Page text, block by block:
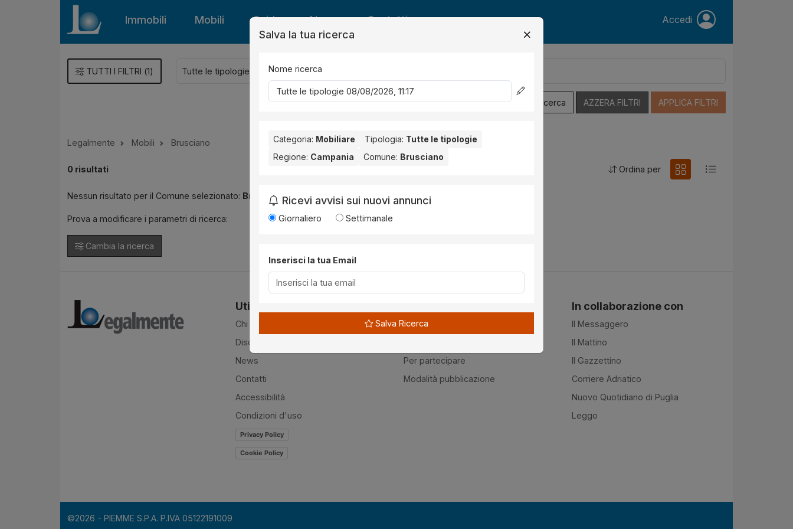
Immobili Mobili Guide News Contatti Accedi
TUTTI I FILTRI (1)
Salva Ricerca AZZERA FILTRI APPLICA FILTRI
Legalmente Mobili Brusciano
0 risultati Ordina per
Nessun risultato per il Comune selezionato: Brusciano. Nessun risultato per la Provincia selezionata:
Prova a modificare i parametri di ricerca:
Cambia la ricerca
Utilità
Chi siamo
Disclaimer
News
Contatti
Accessibilità
Condizioni d'uso
Privacy Policy
Cookie Policy
Normativa
Per partecipare
Modalità pubblicazione
In collaborazione con
Il Messaggero
Il Mattino
Il Gazzettino
Corriere Adriatico
Nuovo Quotidiano di Puglia
Leggo
©2026 - PIEMME S.P.A. P.IVA 05122191009
Salva la tua ricerca
Nome ricerca
Categoria: Mobiliare Tipologia: Tutte le tipologie
Regione: Campania Comune: Brusciano
Ricevi avvisi sui nuovi annunci
Giornaliero Settimanale
Inserisci la tua Email
Salva Ricerca